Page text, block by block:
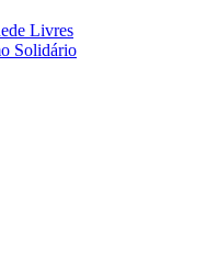
Livres
Solidário